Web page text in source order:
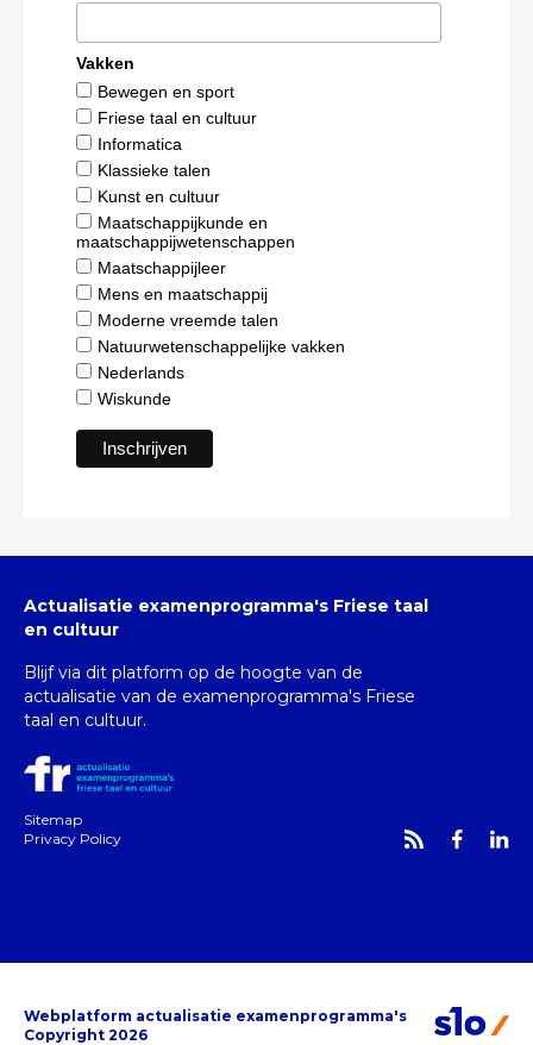
Vakken
Bewegen en sport
Friese taal en cultuur
Informatica
Klassieke talen
Kunst en cultuur
Maatschappijkunde en
maatschappijwetenschappen
Maatschappijleer
Mens en maatschappij
Moderne vreemde talen
Natuurwetenschappelijke vakken
Nederlands
Wiskunde
Actualisatie examenprogramma's Friese taal
en cultuur
Blijf via dit platform op de hoogte van de
actualisatie van de examenprogramma's Friese
taal en cultuur.
Sitemap
Privacy Policy
Webplatform actualisatie examenprogramma's
Copyright 2026